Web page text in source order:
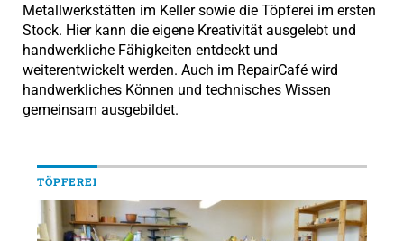
Metallwerkstätten im Keller sowie die Töpferei im ersten
Stock. Hier kann die eigene Kreativität ausgelebt und
handwerkliche Fähigkeiten entdeckt und
weiterentwickelt werden. Auch im RepairCafé wird
handwerkliches Können und technisches Wissen
gemeinsam ausgebildet.
TÖPFEREI